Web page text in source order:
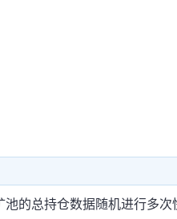
的总持仓数据随机进行多